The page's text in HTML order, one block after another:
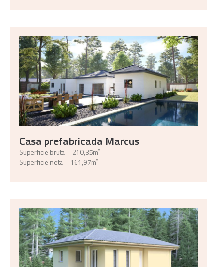
Casa prefabricada Marcus
Superficie bruta – 210,35m²
Superficie neta – 161,97m²